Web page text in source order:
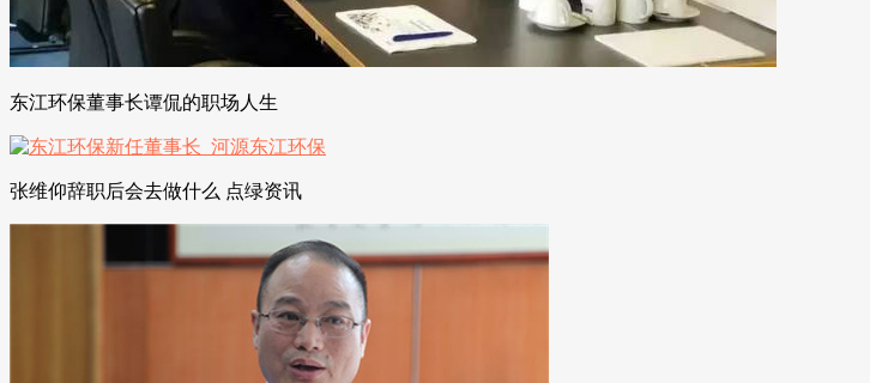
东江环保董事长谭侃的职场人生
张维仰辞职后会去做什么 点绿资讯